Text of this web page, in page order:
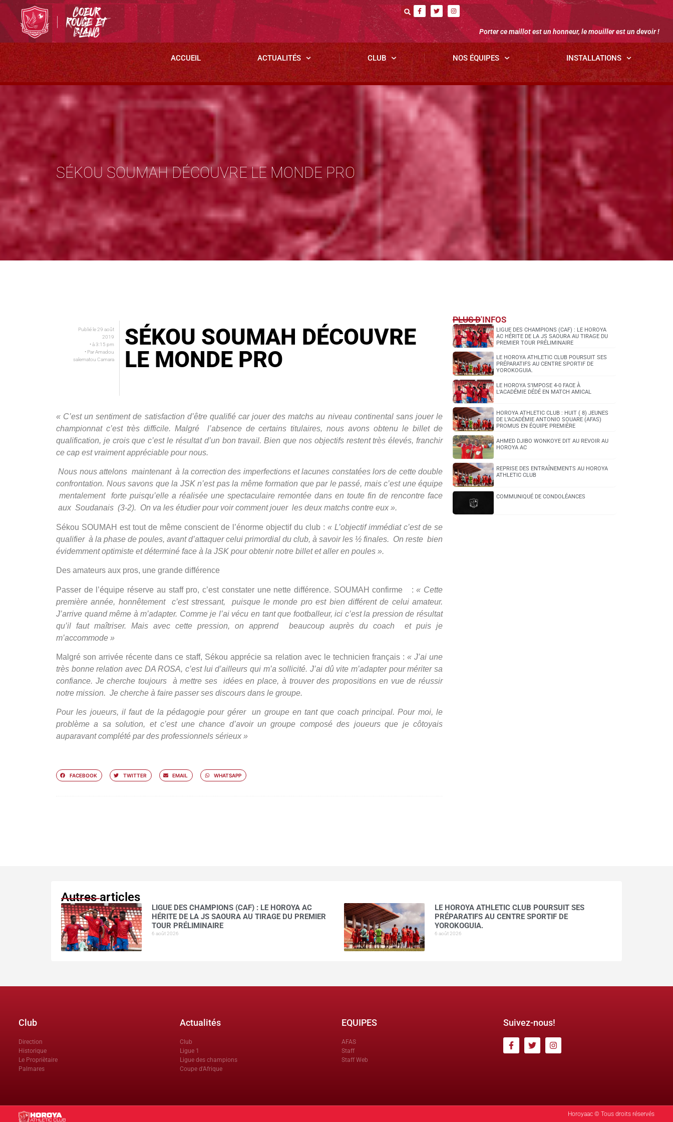
Porter ce maillot est un honneur, le mouiller est un devoir !
ACCUEIL ACTUALITÉS CLUB NOS ÉQUIPES INSTALLATIONS
SÉKOU SOUMAH DÉCOUVRE LE MONDE PRO
Publié le29 août
2019
• à3:15 pm
• ParAmadou
salematou Camara
SÉKOU SOUMAH DÉCOUVRE
LE MONDE PRO
« C’est un sentiment de satisfaction d’être qualifié car jouer des matchs au niveau continental sans jouer le
championnat c’est très difficile. Malgré l’absence de certains titulaires, nous avons obtenu le billet de
qualification, je crois que c’est le résultat d’un bon travail. Bien que nos objectifs restent très élevés, franchir
ce cap est vraiment appréciable pour nous.
Nous nous attelons maintenant à la correction des imperfections et lacunes constatées lors de cette double
confrontation. Nous savons que la JSK n’est pas la même formation que par le passé, mais c’est une équipe
mentalement forte puisqu’elle a réalisée une spectaculaire remontée dans en toute fin de rencontre face
aux Soudanais (3-2). On va les étudier pour voir comment jouer les deux matchs contre eux ».
Sékou SOUMAH est tout de même conscient de l’énorme objectif du club : « L’objectif immédiat c’est de se
qualifier à la phase de poules, avant d’attaquer celui primordial du club, à savoir les ½ finales. On reste bien
évidemment optimiste et déterminé face à la JSK pour obtenir notre billet et aller en poules ».
Des amateurs aux pros, une grande différence
Passer de l’équipe réserve au staff pro, c’est constater une nette différence. SOUMAH confirme :« Cette
première année, honnêtement c’est stressant, puisque le monde pro est bien différent de celui amateur.
J’arrive quand même à m’adapter. Comme je l’ai vécu en tant que footballeur, ici c’est la pression de résultat
qu’il faut maîtriser. Mais avec cette pression, on apprend beaucoup auprès du coach et puis je
m’accommode »
Malgré son arrivée récente dans ce staff, Sékou apprécie sa relation avec le technicien français : « J’ai une
très bonne relation avec DA ROSA, c’est lui d’ailleurs qui m’a sollicité. J’ai dû vite m’adapter pour mériter sa
confiance. Je cherche toujours à mettre ses idées en place, à trouver des propositions en vue de réussir
notre mission. Je cherche à faire passer ses discours dans le groupe.
Pour les joueurs, il faut de la pédagogie pour gérer un groupe en tant que coach principal. Pour moi, le
problème a sa solution, et c’est une chance d’avoir un groupe composé des joueurs que je côtoyais
auparavant complété par des professionnels sérieux »
FACEBOOK TWITTER EMAIL WHATSAPP
PLUS D'INFOS
LIGUE DES CHAMPIONS (CAF) : LE HOROYA
AC HÉRITE DE LA JS SAOURA AU TIRAGE DU
PREMIER TOUR PRÉLIMINAIRE
LE HOROYA ATHLETIC CLUB POURSUIT SES
PRÉPARATIFS AU CENTRE SPORTIF DE
YOROKOGUIA.
LE HOROYA S’IMPOSE 4-0 FACE À
L’ACADÉMIE DÉDÉ EN MATCH AMICAL
HOROYA ATHLETIC CLUB : HUIT ( 8) JEUNES
DE L’ACADÉMIE ANTONIO SOUARE (AFAS)
PROMUS EN ÉQUIPE PREMIÈRE
AHMED DJIBO WONKOYE DIT AU REVOIR AU
HOROYA AC
REPRISE DES ENTRAÎNEMENTS AU HOROYA
ATHLETIC CLUB
COMMUNIQUÉ DE CONDOLÉANCES
Autres articles
LIGUE DES CHAMPIONS (CAF) : LE HOROYA AC
HÉRITE DE LA JS SAOURA AU TIRAGE DU PREMIER
TOUR PRÉLIMINAIRE
6 août 2026
LE HOROYA ATHLETIC CLUB POURSUIT SES
PRÉPARATIFS AU CENTRE SPORTIF DE
YOROKOGUIA.
6 août 2026
Club
Direction
Historique
Le Propriètaire
Palmares
Actualités
Club
Ligue 1
Ligue des champions
Coupe d'Afrique
EQUIPES
AFAS
Staff
Staff Web
Suivez-nous!
Horoyaac © Tous droits réservés